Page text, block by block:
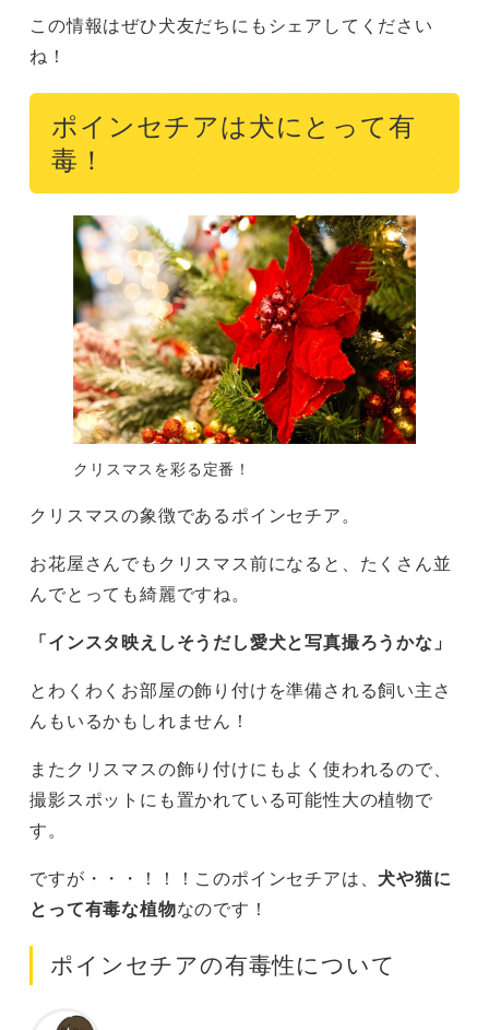
この情報はぜひ犬友だちにもシェアしてください
ね！
ポインセチアは犬にとって有
毒！
クリスマスを彩る定番！
クリスマスの象徴であるポインセチア。
お花屋さんでもクリスマス前になると、たくさん並
んでとっても綺麗ですね。
「インスタ映えしそうだし愛犬と写真撮ろうかな」
とわくわくお部屋の飾り付けを準備される飼い主さ
んもいるかもしれません！
またクリスマスの飾り付けにもよく使われるので、
撮影スポットにも置かれている可能性大の植物で
す。
ですが・・・！！！このポインセチアは、 犬や猫に
とって有毒な植物なのです！
ポインセチアの有毒性について